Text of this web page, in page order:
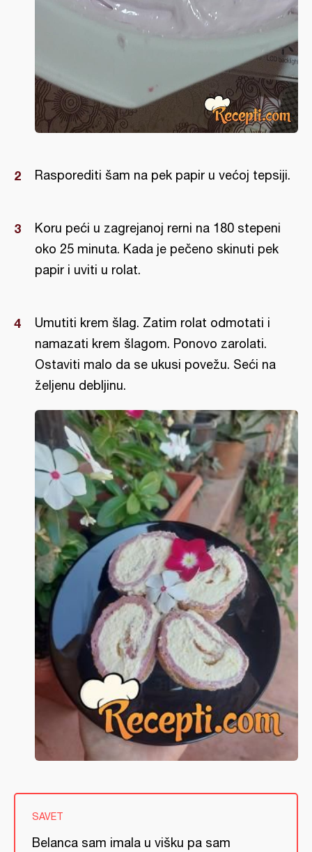
Rasporediti šam na pek papir u većoj tepsiji.
Koru peći u zagrejanoj rerni na 180 stepeni
oko 25 minuta. Kada je pečeno skinuti pek
papir i uviti u rolat.
Umutiti krem šlag. Zatim rolat odmotati i
namazati krem šlagom. Ponovo zarolati.
Ostaviti malo da se ukusi povežu. Seći na
željenu debljinu.
SAVET
Belanca sam imala u višku pa sam